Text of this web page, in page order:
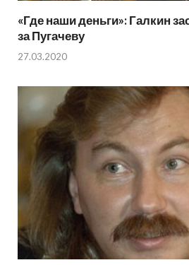
«Где наши деньги»: Галкин
за Пугачеву
27.03.2020